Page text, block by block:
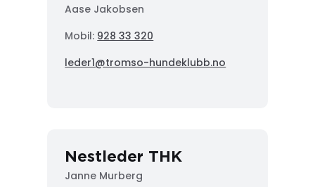
Aase Jakobsen
Mobil: 928 33 320
leder1@tromso-hundeklubb.no
Nestleder THK
Janne Murberg